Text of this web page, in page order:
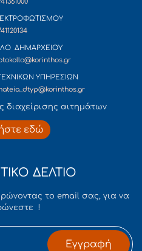
ΔΗΜΑΡΧΕΙΟΥ
ΥΠΗΡΕΣΙΩΝ
αιτημάτων
εδώ
ΔΕΛΤΙΟ
το email σας, για να
!
Εγγραφή